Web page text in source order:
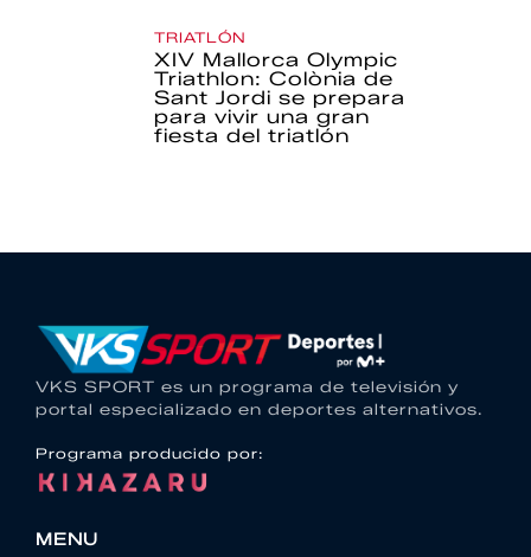
TRIATLÓN
XIV Mallorca Olympic
Triathlon: Colònia de
Sant Jordi se prepara
para vivir una gran
fiesta del triatlón
VKS SPORT es un programa de televisión y
portal especializado en deportes alternativos.
Programa producido por:
MENU